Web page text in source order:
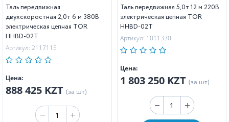
Таль передвижная
двухскоростная 2,0т 6 м 380В
электрическая цепная TOR
HHBD-02T
Артикул: 2117115
Цена:
888 425 KZT (за шт)
Таль передвижная 5,0т 12 м 220В
электрическая цепная TOR
HHBD-02T
Артикул: 1011330
Цена:
1 803 250 KZT (за шт)